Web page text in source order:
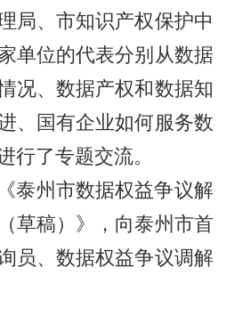
局、市知识产权保护中
单位的代表分别从数据
况、数据产权和数据知
、国有企业如何服务数
行了专题交流。
泰州市数据权益争议解
草稿）》，向泰州市首
员、数据权益争议调解